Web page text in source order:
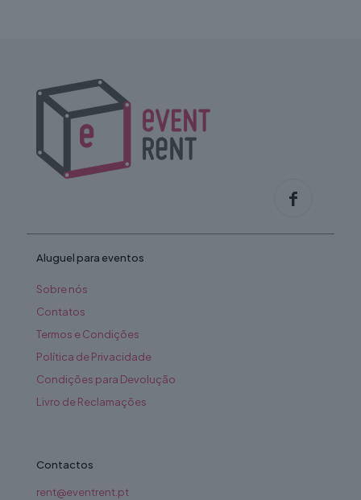
Aluguel para eventos
Sobre nós
Contatos
Termos e Condições
Política de Privacidade
Condições para Devolução
Livro de Reclamações
Contactos
rent@eventrent.pt